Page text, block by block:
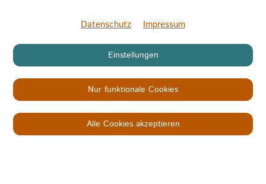
Datenschutz Impressum
Einstellungen
Nur funktionale Cookies
Alle Cookies akzeptieren